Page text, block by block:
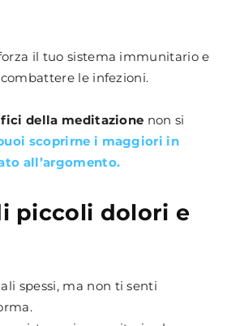
il tuo sistema immunitario e
le infezioni.
della meditazione non si
scoprirne i maggiori in
all’argomento.
piccoli dolori e
spessi, ma non ti senti